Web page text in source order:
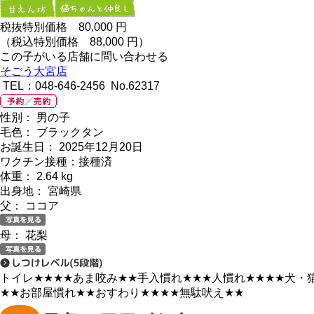
税抜特別価格 80,000 円
（税込特別価格 88,000 円）
この子がいる店舗に問い合わせる
そごう大宮店
TEL：048-646-2456 No.62317
性別： 男の子
毛色： ブラックタン
お誕生日： 2025年12月20日
ワクチン接種：接種済
体重： 2.64 kg
出身地： 宮崎県
父： ココア
母： 花梨
トイレ★★★★あま咬み★★手入慣れ★★★ 人慣れ★★★★犬・
★★お部屋慣れ★★おすわり ★★★★無駄吠え ★★